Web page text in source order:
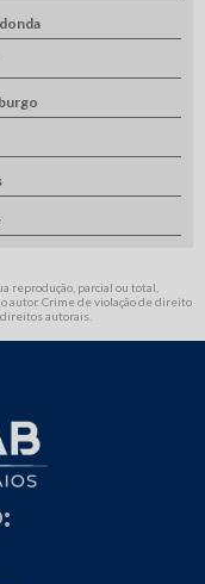
reprodução, parcial ou total,
autor. Crime de violação de direito
autorais